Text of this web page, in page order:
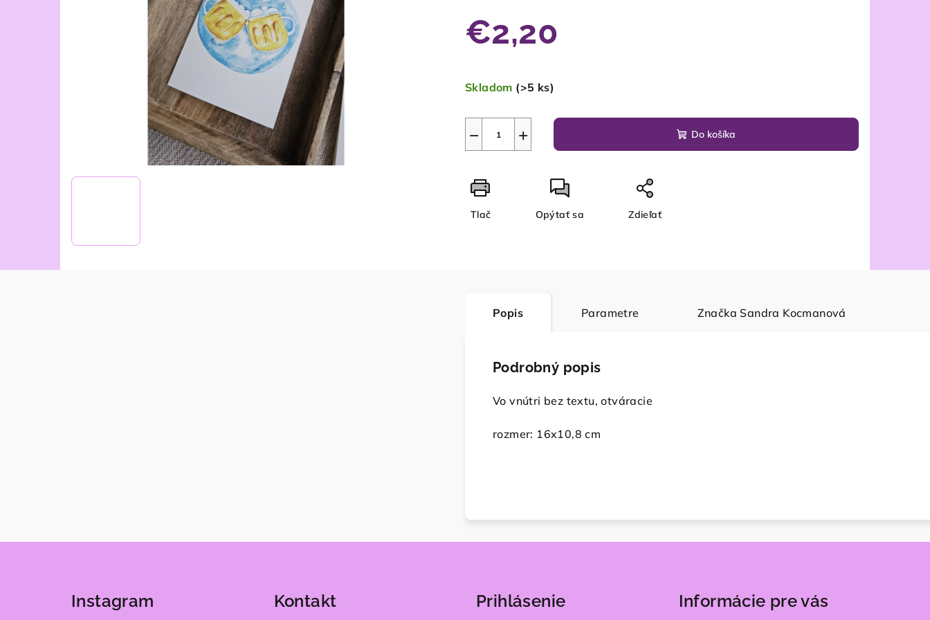
€2,20
cena:
Skladom (>5 ks)
+
− Do košíka
Tlač Opýtať sa Zdieľať
Popis Parametre Značka Sandra Kocmanová
Podrobný popis
Vo vnútri bez textu, otváracie
rozmer: 16x10,8 cm
Instagram Kontakt Prihlásenie Informácie pre vás